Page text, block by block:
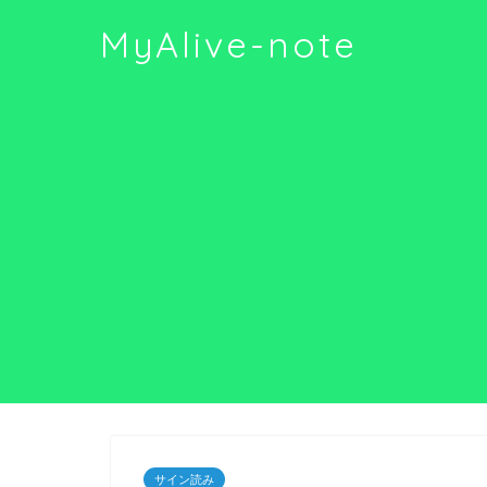
MyAlive-note
サイン読み